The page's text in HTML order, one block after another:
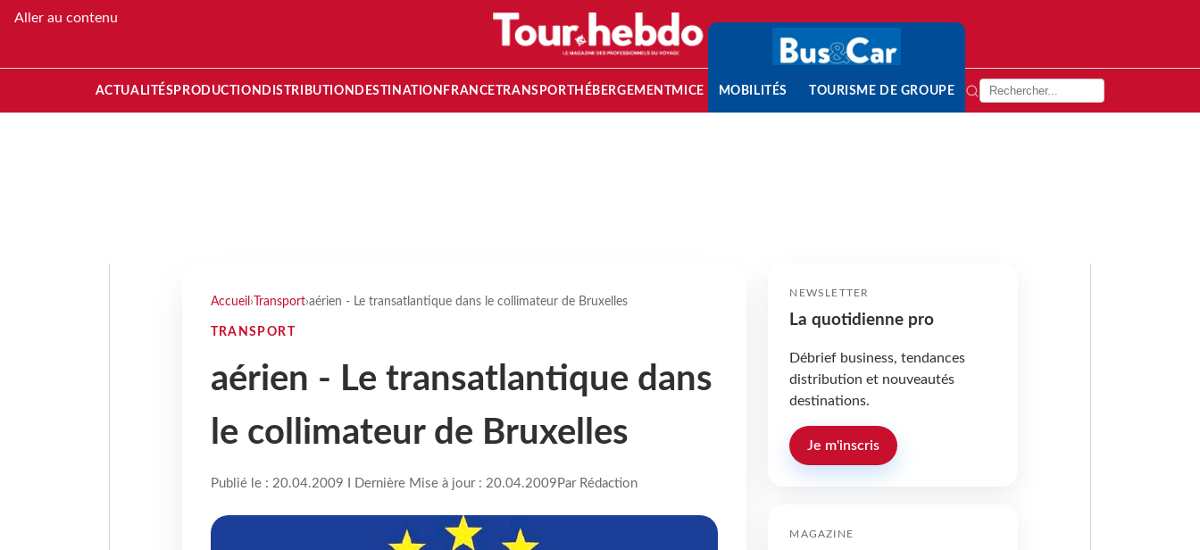
Aller au contenu
ACTUALITÉS PRODUCTION DISTRIBUTION DESTINATION FRANCETRANSPORT HÉBERGEMENTMICE MOBILITÉS TOURISME DE GROUPE
Accueil › Transport›aérien - Le transatlantique dans le collimateur de Bruxelles
TRANSPORT
aérien - Le transatlantique dans
le collimateur de Bruxelles
Publié le : 20.04.2009 I Dernière Mise à jour : 20.04.2009 Par Rédaction
NEWSLETTER
La quotidienne pro
Débrief business, tendances
distribution et nouveautés
destinations.
Je m'inscris
MAGAZINE